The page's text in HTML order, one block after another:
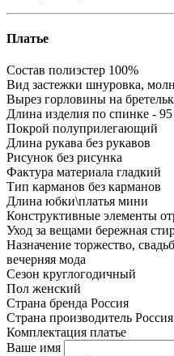
Платье
Состав полиэстер 100%
Вид застежки шнуровка,
Вырез горловины на
Длина изделия по спинке -
Покрой полуприлегающий
Длина рукава без рукавов
Рисунок без рисунка
Фактура материала гладкий
Тип карманов без карманов
Длина юбки\платья мини
Конструктивные элементы
Уход за вещами бережная
Назначение торжество,
вечерняя мода
Сезон круглогодичный
Пол женский
Страна бренда Россия
Страна производитель Россия
Комплектация платье
Ваше имя